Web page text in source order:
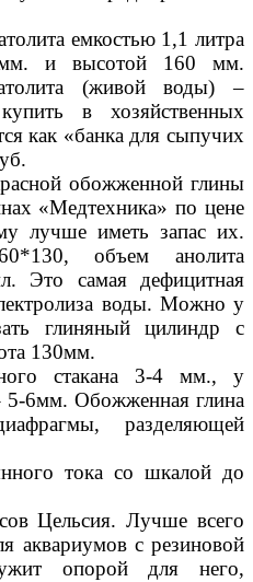
емкостью 1,1 литра
и высотой 160 мм.
(живой воды) –
в хозяйственных
как «банка для сыпучих
обожженной глины
«Медтехника» по цене
лучше иметь запас их.
объем анолита
Это самая дефицитная
воды. Можно у
глиняный цилиндр с
130мм.
стакана 3-4 мм., у
5-6мм. Обожженная глина
разделяющей
тока со шкалой до
Цельсия. Лучше всего
аквариумов с резиновой
опорой для него,